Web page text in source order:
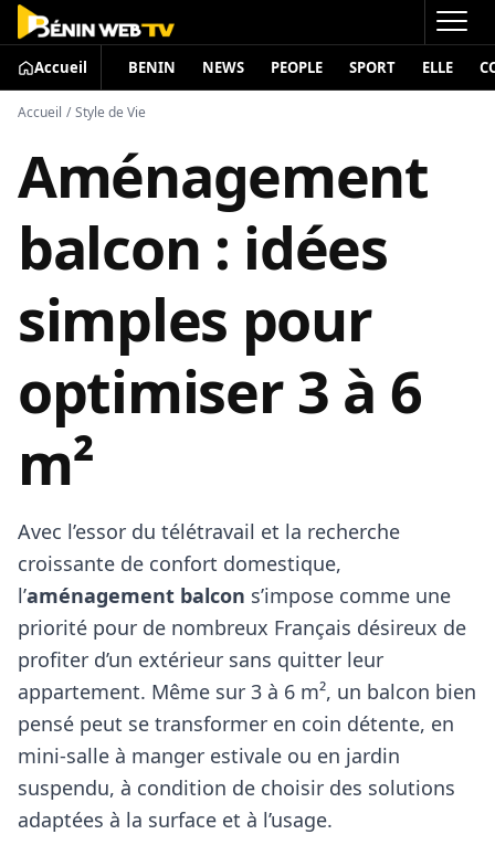
Accueil BENIN NEWS PEOPLE SPORT ELLE
Accueil / Style de Vie
Aménagement
balcon : idées
simples pour
optimiser 3 à 6
m²
Avec l’essor du télétravail et la recherche
croissante de confort domestique,
l’aménagement balcon s’impose comme une
priorité pour de nombreux Français désireux de
profiter d’un extérieur sans quitter leur
appartement. Même sur 3 à 6 m², un balcon bien
pensé peut se transformer en coin détente, en
mini-salle à manger estivale ou en jardin
suspendu, à condition de choisir des solutions
adaptées à la surface et à l’usage.